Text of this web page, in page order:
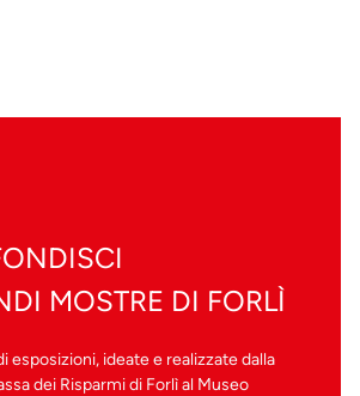
MOSTRE DI FORLÌ
esposizioni, ideate e realizzate dalla
dei Risparmi di Forlì al Museo